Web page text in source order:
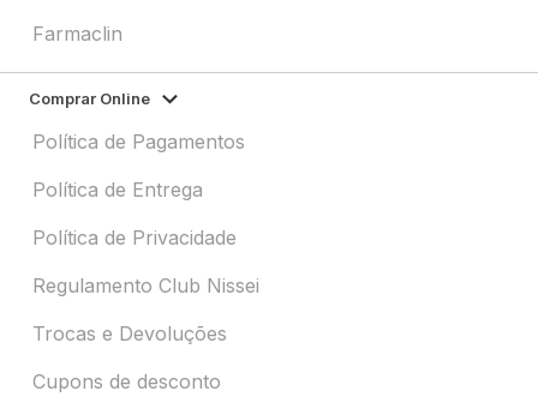
Farmaclin
Comprar Online
Política de Pagamentos
Política de Entrega
Política de Privacidade
Regulamento Club Nissei
Trocas e Devoluções
Cupons de desconto